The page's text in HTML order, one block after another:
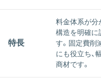
特長
料金体系が分
構造を明確に
す。固定費削
にも役立ち、
商材です。